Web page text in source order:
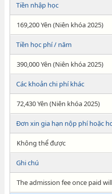
Tiền nhập học
169,200 Yên (Niên khóa 2025)
Tiền học phí / năm
390,000 Yên (Niên khóa 2025)
Các khoản chi phí khác
72,430 Yên (Niên khóa 2025)
Đơn xin gia hạn nộp phí hoặc
Không thể được
Ghi chú
The admission fee once paid